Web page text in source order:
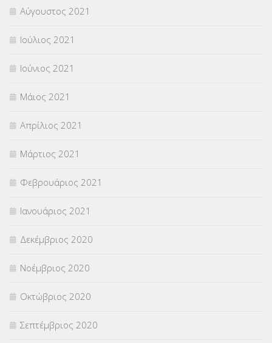
Αύγουστος 2021
Ιούλιος 2021
Ιούνιος 2021
Μάιος 2021
Απρίλιος 2021
Μάρτιος 2021
Φεβρουάριος 2021
Ιανουάριος 2021
Δεκέμβριος 2020
Νοέμβριος 2020
Οκτώβριος 2020
Σεπτέμβριος 2020